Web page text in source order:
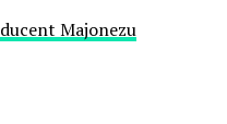
Majonezu